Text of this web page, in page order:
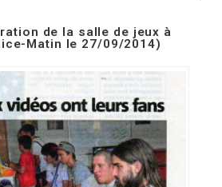
de la salle de jeux à
Matin le 27/09/2014)